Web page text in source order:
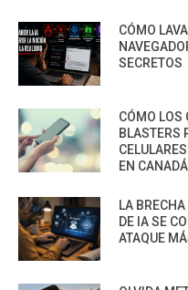
CÓMO
SECRETOS
CÓMO LOS
BLASTERS
EN CANADÁ
LA
DE IA SE
ATAQUE